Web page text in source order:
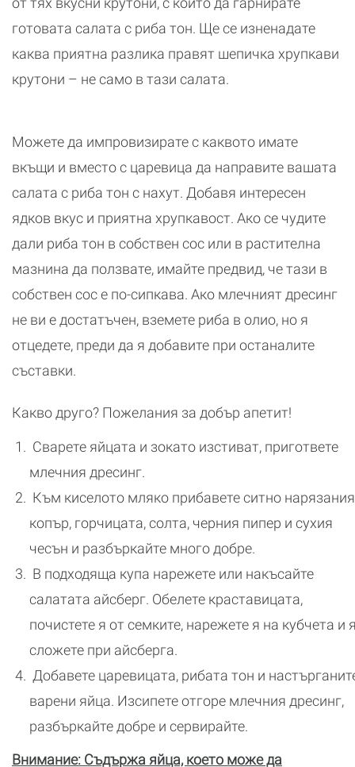
готовата салата с риба тон. Ще се изненадате
каква приятна разлика правят шепичка хрупкави
крутони – не само в тази салата.
Можете да импровизирате с каквото имате
вкъщи и вместо с царевица да направите вашата
салата с риба тон с нахут. Добавя интересен
ядков вкус и приятна хрупкавост. Ако се чудите
дали риба тон в собствен сос или в растителна
мазнина да ползвате, имайте предвид, че тази в
собствен сос е по-сипкава. Ако млечният дресинг
не ви е достатъчен, вземете риба в олио, но я
отцедете, преди да я добавите при останалите
съставки.
Какво друго? Пожелания за добър апетит!
Сварете яйцата и зокато изстиват, пригответе
млечния дресинг.
Към киселото мляко прибавете ситно нарязания
копър, горчицата, солта, черния пипер и сухия
чесън и разбъркайте много добре.
В подходяща купа нарежете или накъсайте
салатата айсберг. Обелете краставицата,
почистете я от семките, нарежете я на кубчета и
сложете при айсберга.
Добавете царевицата, рибата тон и
варени яйца. Изсипете отгоре млечния дресинг,
разбъркайте добре и сервирайте.
Внимание: Съдържа яйца, което може да